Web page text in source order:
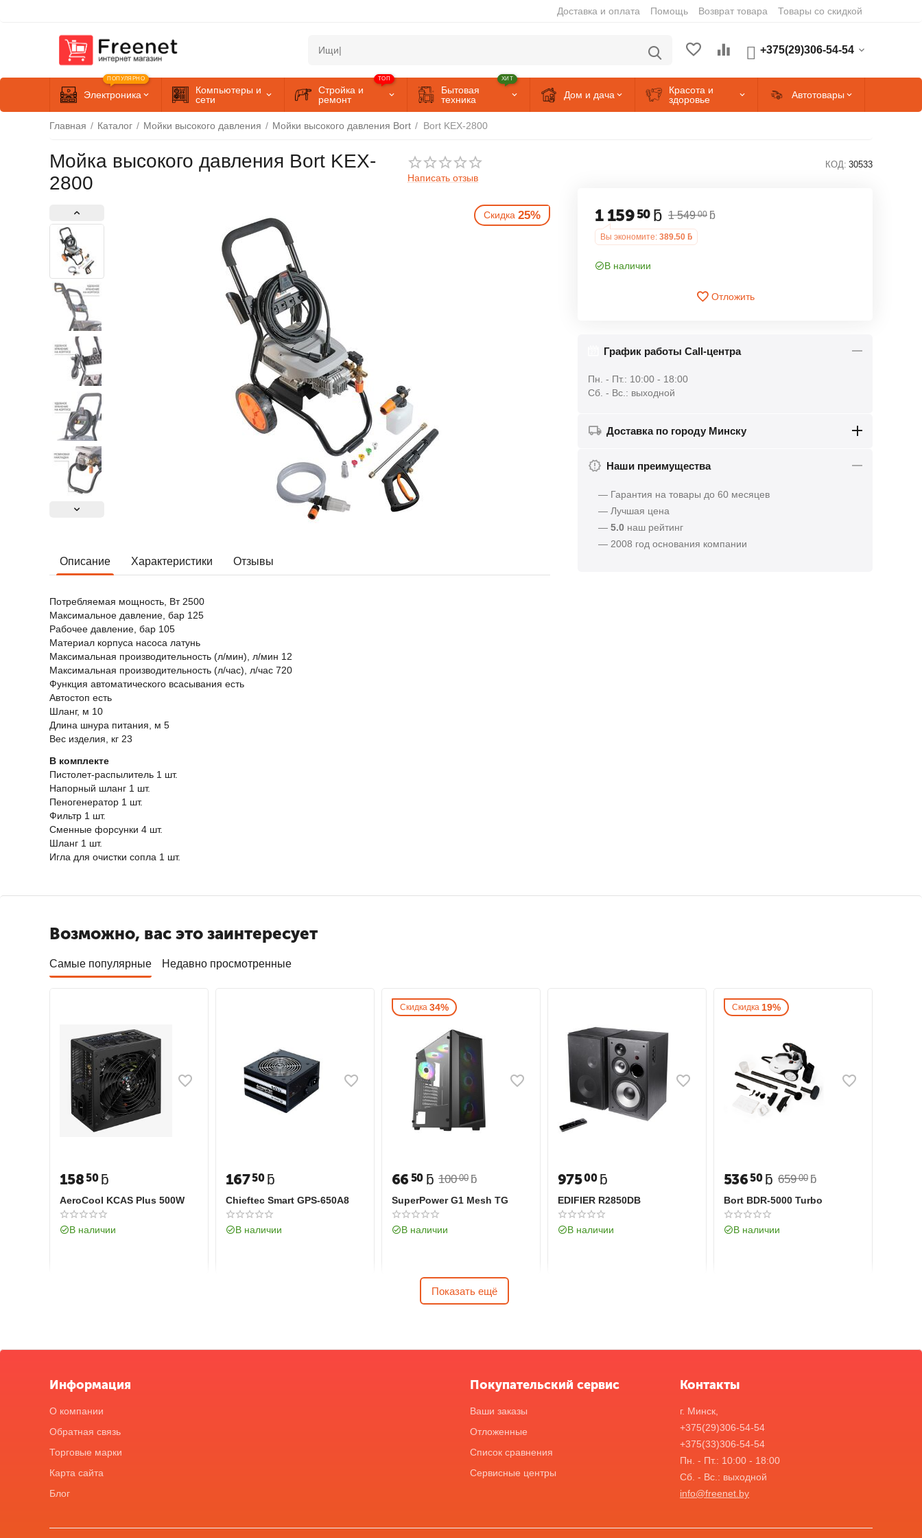
Доставка и оплата Помощь Возврат товара Товары со скидкой
+375(29)306-54-54
Электроника
ПОПУЛЯРНО
Компьютеры и
сети
Стройка и
ремонт
ТОП
Бытовая
техника
ХИТ
Дом и дача
Красота и
здоровье
Автотовары
Главная / Каталог / Мойки высокого давления / Мойки высокого давления Bort / Bort KEX-2800
Мойка высокого давления Bort KEX-
2800
Написать отзыв
Скидка 25%
КОД: 30533
1 15950 ƃ 1 549 00 ƃ
Вы экономите: 389.50 ƃ
В наличии
Отложить
График работы Call-центра
Пн. - Пт.: 10:00 - 18:00
Сб. - Вс.: выходной
Доставка по городу Минску
Наши преимущества
— Гарантия на товары до 60 месяцев
— Лучшая цена
— 5.0 наш рейтинг
— 2008 год основания компании
Описание Характеристики Отзывы
Потребляемая мощность, Вт 2500
Максимальное давление, бар 125
Рабочее давление, бар 105
Материал корпуса насоса латунь
Максимальная производительность (л/мин), л/мин 12
Максимальная производительность (л/час), л/час 720
Функция автоматического всасывания есть
Автостоп есть
Шланг, м 10
Длина шнура питания, м 5
Вес изделия, кг 23
В комплекте
Пистолет-распылитель 1 шт.
Напорный шланг 1 шт.
Пеногенератор 1 шт.
Фильтр 1 шт.
Сменные форсунки 4 шт.
Шланг 1 шт.
Игла для очистки сопла 1 шт.
Возможно, вас это заинтересует
Самые популярные Недавно просмотренные
15850 ƃ
AeroCool KCAS Plus 500W
В наличии
16750 ƃ
Chieftec Smart GPS-650A8
В наличии
Скидка 34%
100 00 ƃ
66 50 ƃ
SuperPower G1 Mesh TG
В наличии
97500 ƃ
EDIFIER R2850DB
В наличии
Скидка 19%
659 00 ƃ
53650 ƃ
Bort BDR-5000 Turbo
В наличии
Показать ещё
Информация
О компании
Обратная связь
Торговые марки
Карта сайта
Блог
Покупательский сервис
Ваши заказы
Отложенные
Список сравнения
Сервисные центры
Контакты
г. Минск,
+375(29)306-54-54
+375(33)306-54-54
Пн. - Пт.: 10:00 - 18:00
Сб. - Вс.: выходной
info@freenet.by